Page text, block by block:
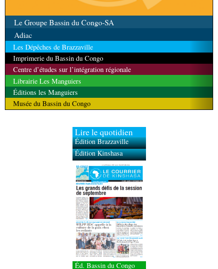
Le Groupe Bassin du Congo-SA
Adiac
Les Dépêches de Brazzaville
Imprimerie du Bassin du Congo
Centre d’études sur l’intégration régionale
Librairie Les Manguiers
Éditions les Manguiers
Musée du Bassin du Congo
Lire le quotidien
Édition Brazzaville
Édition Kinshasa
Éd. Bassin du Congo